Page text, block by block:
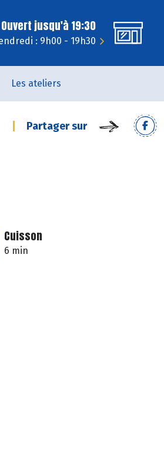
Ouvert jusqu'à 19:30
: 9h00 - 19h30
Les ateliers
Partager sur
Cuisson
6 min